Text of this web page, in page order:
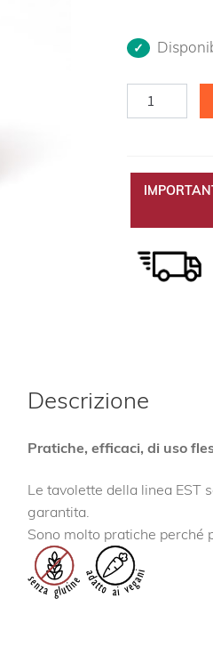
Tulsi
EST
Descrizione
Pratiche, efficaci, di uso
Le tavolette della linea EST
garantita.
Sono molto pratiche perché